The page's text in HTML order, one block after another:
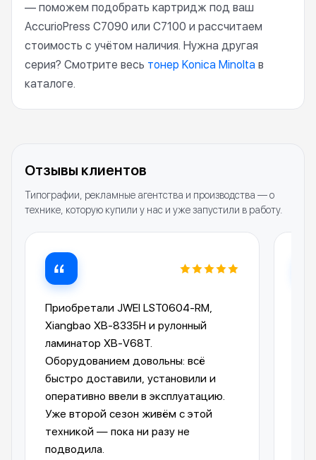
— поможем подобрать картридж под ваш
AccurioPress C7090 или C7100 и рассчитаем
стоимость с учётом наличия. Нужна другая
серия? Смотрите весь тонер Konica Minolta в
каталоге.
Отзывы клиентов
Типографии, рекламные агентства и производства — о
технике, которую купили у нас и уже запустили в работу.
Приобретали JWEI LST0604-RM,
Xiangbao XB-8335H и рулонный
ламинатор XB-V68T.
Оборудованием довольны: всё
быстро доставили, установили и
оперативно ввели в эксплуатацию.
Уже второй сезон живём с этой
техникой — пока ни разу не
подводила.